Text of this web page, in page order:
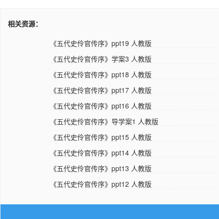
相关资源：
《五代史伶官传序》ppt19 人教版
《五代史伶官传序》学案3 人教版
《五代史伶官传序》ppt18 人教版
《五代史伶官传序》ppt17 人教版
《五代史伶官传序》ppt16 人教版
《五代史伶官传序》导学案1 人教版
《五代史伶官传序》ppt15 人教版
《五代史伶官传序》ppt14 人教版
《五代史伶官传序》ppt13 人教版
《五代史伶官传序》ppt12 人教版